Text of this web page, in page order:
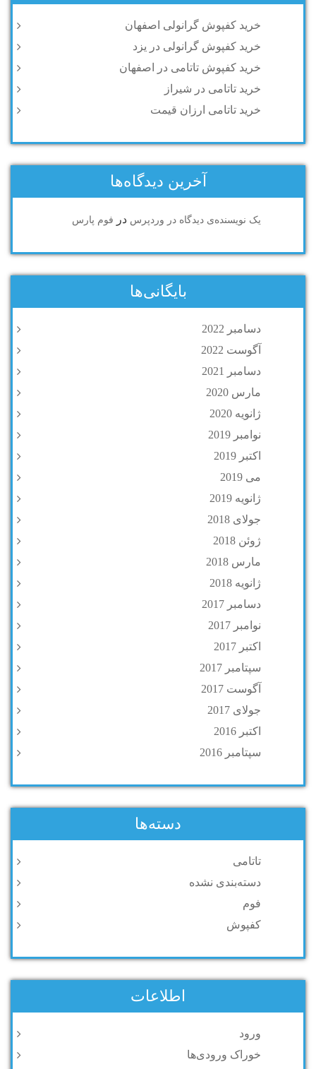
خرید کفپوش گرانولی اصفهان
خرید کفپوش گرانولی در یزد
خرید کفپوش تاتامی در اصفهان
خرید تاتامی در شیراز
خرید تاتامی ارزان قیمت
آخرین دیدگاه‌ها
یک نویسنده‌ی دیدگاه در وردپرس در فوم پارس
بایگانی‌ها
دسامبر 2022
آگوست 2022
دسامبر 2021
مارس 2020
ژانویه 2020
نوامبر 2019
اکتبر 2019
می 2019
ژانویه 2019
جولای 2018
ژوئن 2018
مارس 2018
ژانویه 2018
دسامبر 2017
نوامبر 2017
اکتبر 2017
سپتامبر 2017
آگوست 2017
جولای 2017
اکتبر 2016
سپتامبر 2016
دسته‌ها
تاتامی
دسته‌بندی نشده
فوم
کفپوش
اطلاعات
ورود
خوراک ورودی‌ها